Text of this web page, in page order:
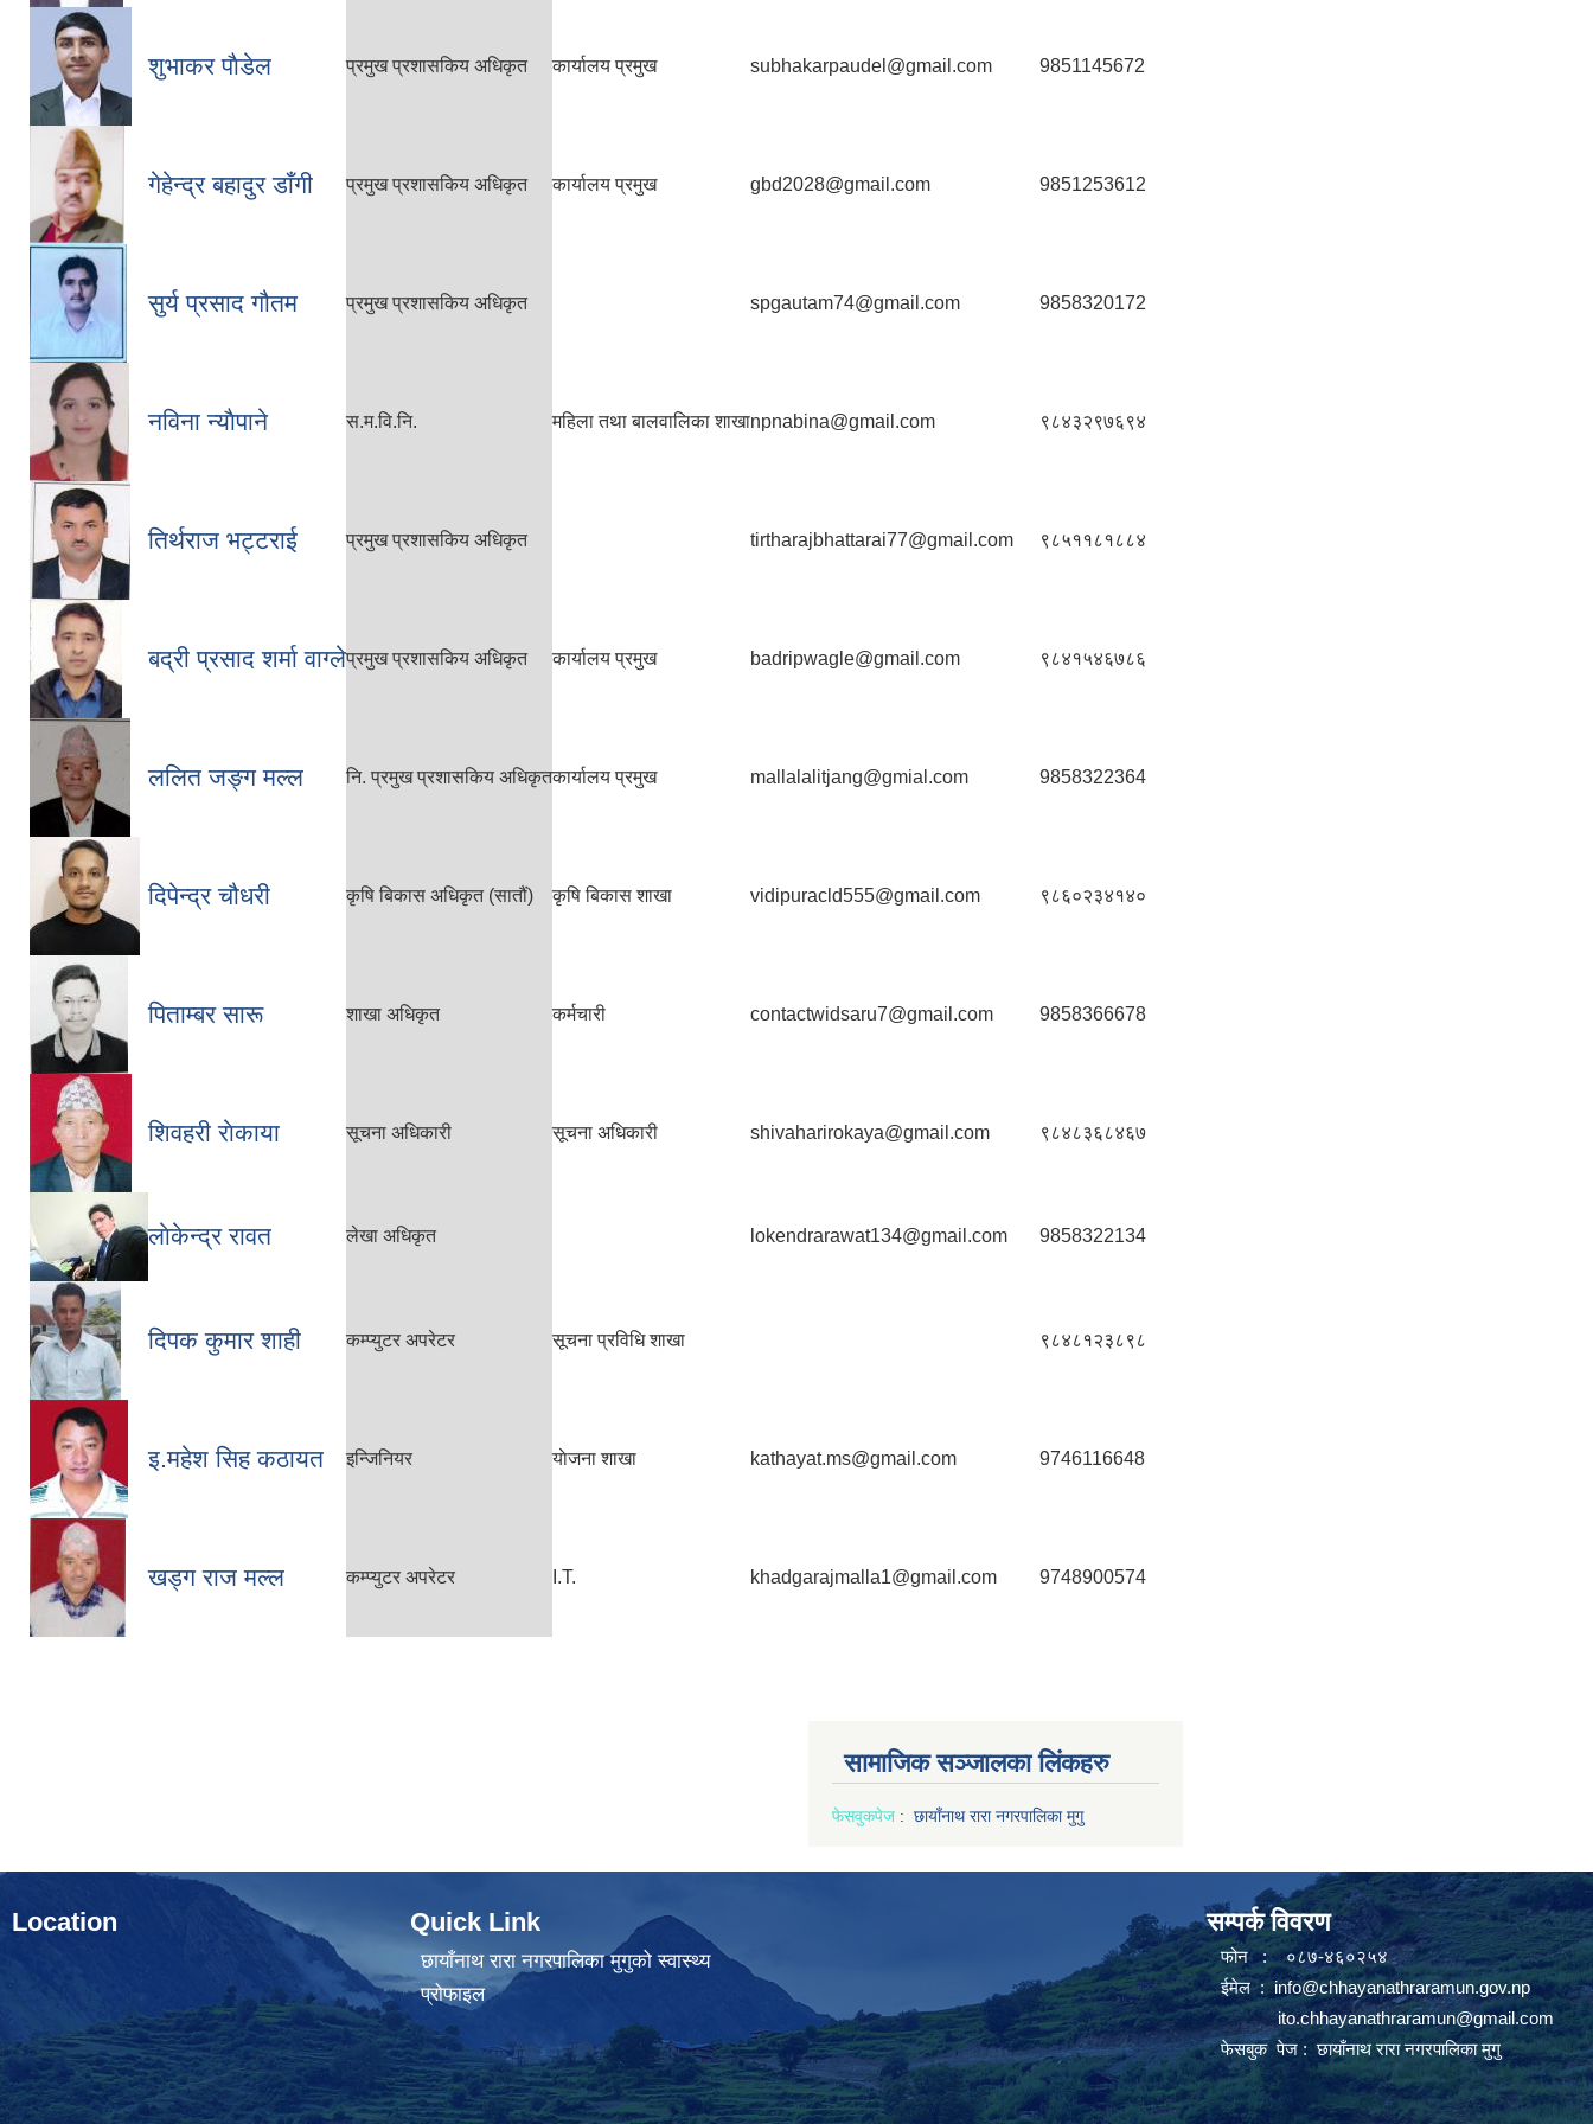
शुभाकर पाैडेल प्रमुख प्रशासकिय अधिकृत कार्यालय प्रमुख subhakarpaudel@gmail.com 9851145672
गेहेन्द्र बहादुर डाँगी प्रमुख प्रशासकिय अधिकृत कार्यालय प्रमुख gbd2028@gmail.com 9851253612
सुर्य प्रसाद गौतम प्रमुख प्रशासकिय अधिकृत spgautam74@gmail.com 9858320172
नविना न्याैपाने स.म.वि.नि. महिला तथा बालवालिका शाखाnpnabina@gmail.com ९८४३२९७६९४
तिर्थराज भट्टराई प्रमुख प्रशासकिय अधिकृत tirtharajbhattarai77@gmail.com ९८५११८१८८४
बद्री प्रसाद शर्मा वाग्लेप्रमुख प्रशासकिय अधिकृत कार्यालय प्रमुख badripwagle@gmail.com ९८४१५४६७८६
ललित जङ्ग मल्ल नि. प्रमुख प्रशासकिय अधिकृतकार्यालय प्रमुख mallalalitjang@gmial.com 9858322364
दिपेन्द्र चौधरी कृषि बिकास अधिकृत (सातौं) कृषि बिकास शाखा vidipuracld555@gmail.com ९८६०२३४१४०
पिताम्बर सारू शाखा अधिकृत कर्मचारी contactwidsaru7@gmail.com 9858366678
शिवहरी राेकाया सूचना अधिकारी सूचना अधिकारी shivaharirokaya@gmail.com ९८४८३६८४६७
लाेकेन्द्र रावत लेखा अधिकृत lokendrarawat134@gmail.com 9858322134
दिपक कुमार शाही कम्प्युटर अपरेटर सूचना प्रविधि शाखा ९८४८१२३८९८
इ‍.महेश सिह कठायत इन्जिनियर याेजना शाखा kathayat.ms@gmail.com 9746116648
खड्ग राज मल्ल कम्प्युटर अपरेटर I.T. khadgarajmalla1@gmail.com 9748900574
सामाजिक सञ्जालका लिंकहरु
फेसवुकपेज : छायाँनाथ रारा नगरपालिका मुगु
Location Quick Link
छायाँनाथ रारा नगरपालिका मुगुको स्वास्थ्य
प्रोफाइल
सम्पर्क विवरण
फोन : ०८७-४६०२५४
ईमेल :info@chhayanathraramun.gov.np
ito.chhayanathraramun@gmail.com
फेसबुक पेज : छायाँनाथ रारा नगरपालिका मुगु